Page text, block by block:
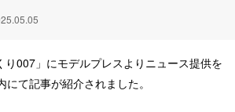
り007」にモデルプレスよりニュース提供を
て記事が紹介されました。